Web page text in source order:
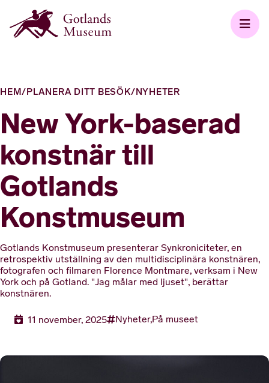
HEM/PLANERA DITT BESÖK/NYHETER
New York-baserad
konstnär till
Gotlands
Konstmuseum
Gotlands Konstmuseum presenterar Synkroniciteter, en
retrospektiv utställning av den multidisciplinära konstnären,
fotografen och filmaren Florence Montmare, verksam i New
York och på Gotland. "Jag målar med ljuset", berättar
konstnären.
11 november, 2025 Nyheter,På museet